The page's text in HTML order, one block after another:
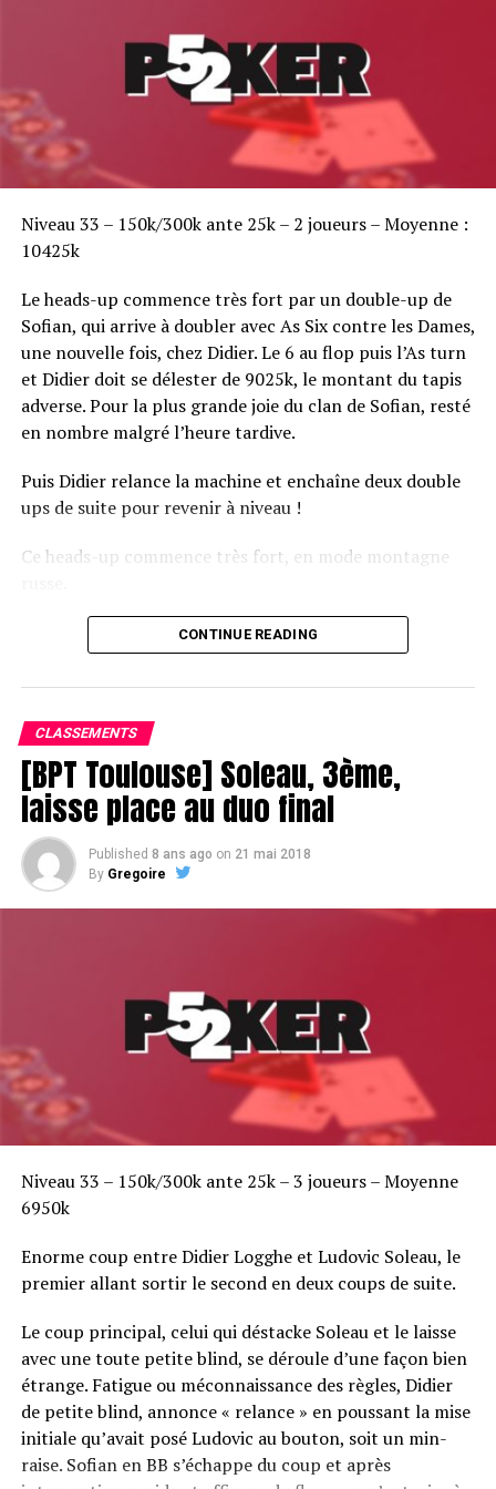
Ce jeudi, quelques minutes avant le démarrage du Day 2
du Stud-8, Doyle Brunson roulait doucement dans le
couloir menant à l’Amazon Room sur son scooter
électrique, à petite allure afin que sa fille Anjela puisse
marcher à ses côtés. C’est son premier tournoi de
l’édition 2012, et le vieux Rounder a déclaré qu’il n’en
ferait pas plus d’une demie douzaine —sûrement les
Stud et Razz à fort buy-in ainsi que les mixed-games,
du parking du Rio et l’Amazon Room, pas un passant
pour arrêter la légende encore vivante du poker. Dans
un calme total, seulement troublé par le
bourdonnement du moteur électrique de sa chaise
roulante, Brunson s’est dirigé vers sa table, un large
sourire aux lèvres, plus en forme que jamais, stetson visé
détendu, sans le moindre logo sur lui, prêt à en
découdre dans une relaxation absolue qui rappelle les
la saturation sur les chaines du câble américain, se
contente désormais du World Poker Tour, et de sa
cohorte de « newcomers » qui ne bénéficient pas du
même capital séduction que la première génération de
joueurs, Hansen, Tony G, Antonius, Negreanu en tête.
Tous ces joueurs leurs ressemblent, jusqu’à rendre
auparavant. Et les stars, désormais absentes des High
Stakes Poker, Poker After Dark ou Big Game —toutes ces
par les rooms online, elles n’avaient plus aucun moyen
de production suite au Black Friday— retombent dans
passé le temps, encore récent, des foules en liesses
postées pendant des heures derrière la table de
Negreanu, dans les premiers niveaux des Day 1,
applaudissant à chaque bon mot pénible du Canadien ?
Que sont devenues les entrées grandiloquentes et
pompeuses d’Hellmuth aux World Series, en Napoléon
Niveau 33 – 150k/300k ante 25k – 2 joueurs – Moyenne :
10425k
Le heads-up commence très fort par un double-up de
Sofian, qui arrive à doubler avec As Six contre les Dames,
une nouvelle fois, chez Didier. Le 6 au flop puis l’As turn
et Didier doit se délester de 9025k, le montant du tapis
adverse. Pour la plus grande joie du clan de Sofian, resté
en nombre malgré l’heure tardive.
Puis Didier relance la machine et enchaîne deux double
ups de suite pour revenir à niveau !
Ce heads-up commence très fort, en mode montagne
Le champagne va réchauffer si les deux finalistes ne se décident pas !
CONTINUE READING
CLASSEMENTS
[BPT Toulouse] Soleau, 3ème,
laisse place au duo final
Published 8 ans ago on 21 mai 2018
By Gregoire
Niveau 33 – 150k/300k ante 25k – 3 joueurs – Moyenne
6950k
Enorme coup entre Didier Logghe et Ludovic Soleau, le
premier allant sortir le second en deux coups de suite.
Le coup principal, celui qui déstacke Soleau et le laisse
avec une toute petite blind, se déroule d’une façon bien
étrange. Fatigue ou méconnaissance des règles, Didier
de petite blind, annonce « relance » en poussant la mise
initiale qu’avait posé Ludovic au bouton, soit un min-
raise. Sofian en BB s’échappe du coup et après